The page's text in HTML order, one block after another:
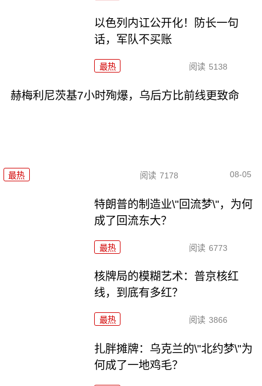
以色列内讧公开化！防长一句
话，军队不买账
最热 阅读 5138
赫梅利尼茨基7小时殉爆，乌后方比前线更致命
最热 阅读 7178 08-05
特朗普的制造业\"回流梦\"，为何
成了回流东大？
最热 阅读 6773
核牌局的模糊艺术：普京核红
线，到底有多红？
最热 阅读 3866
扎胖摊牌：乌克兰的\"北约梦\"为
何成了一地鸡毛？